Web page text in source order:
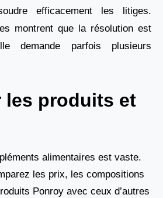
efficacement les litiges.
montrent que la résolution est
demande parfois plusieurs
les produits et
alimentaires est vaste.
les prix, les compositions
Ponroy avec ceux d’autres